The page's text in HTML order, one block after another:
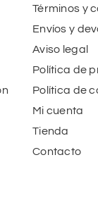
Términos y
Envíos y
Aviso legal
Política de
Política de
Mi cuenta
Tienda
Contacto